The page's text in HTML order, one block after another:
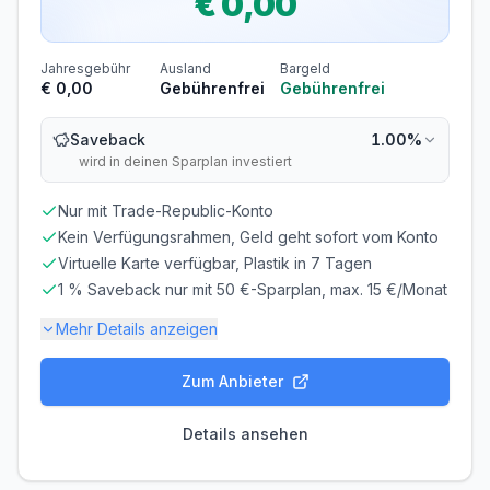
BONITÄTSPRÜFUNG
Nicht erforderlich
GIROKONTO
Nicht erforderlich
Manuelle Überweisung
Sie müssen den Rechnungsbetrag selbst überweisen.
Verzugszinsen an.
Jahresgebühr
€ 0,00
Ausland
Gebührenfrei
Bargeld
Gebührenfrei
Saveback
wird in deinen Sparplan investiert
1.00%
Nur mit Trade-Republic-Konto
Kein Verfügungsrahmen, Geld geht sofort vom Konto
Virtuelle Karte verfügbar, Plastik in 7 Tagen
1 % Saveback nur mit 50 €-Sparplan, max. 15 €/Monat
Mehr Details anzeigen
€ 5,00
Voraussetzungen
Zum Anbieter
Details ansehen